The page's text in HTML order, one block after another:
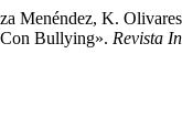
Menéndez, K.
Bullying». Revista